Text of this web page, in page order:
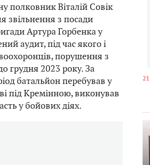
полковник Віталій Совік
звільнення з посади
Артура Горбенка у
аудит, під час якого і
порушення з
грудня 2023 року. За
батальйон перебував у
під Кремінною, виконував
у бойових діях.